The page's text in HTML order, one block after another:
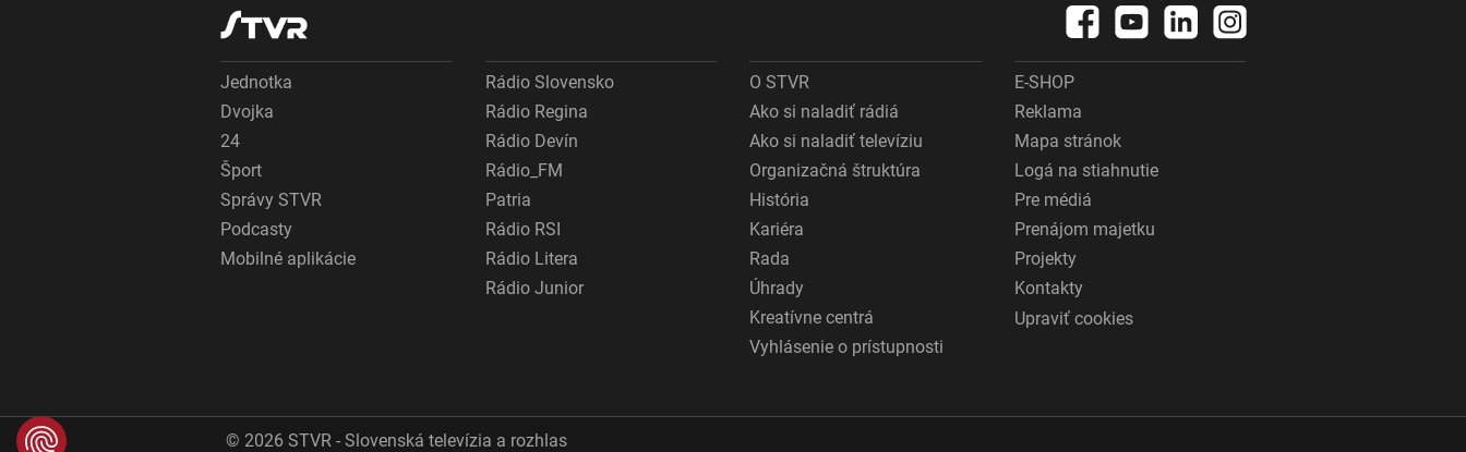
Jednotka
Dvojka
24
Šport
Správy STVR
Podcasty
Mobilné aplikácie
Rádio Slovensko
Rádio Regina
Rádio Devín
Rádio_FM
Patria
Rádio RSI
Rádio Litera
Rádio Junior
O STVR
Ako si naladiť rádiá
Ako si naladiť televíziu
Organizačná štruktúra
História
Kariéra
Rada
Úhrady
Kreatívne centrá
Vyhlásenie o prístupnosti
E-SHOP
Reklama
Mapa stránok
Logá na stiahnutie
Pre médiá
Prenájom majetku
Projekty
Kontakty
Upraviť cookies
© 2026 STVR - Slovenská televízia a rozhlas